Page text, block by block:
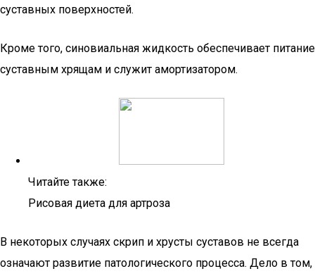
суставных поверхностей.
Кроме того, синовиальная жидкость обеспечивает питание
суставным хрящам и служит амортизатором.
Читайте также:
Рисовая диета для артроза
В некоторых случаях скрип и хрусты суставов не всегда
означают развитие патологического процесса. Дело в том,